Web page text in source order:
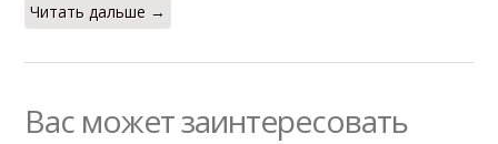
Читать дальше →
Вас может заинтересовать